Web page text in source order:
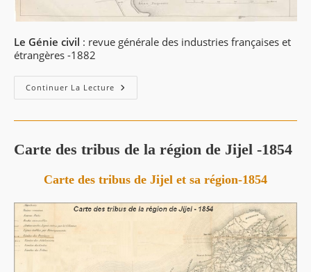
Le Génie civil : revue générale des industries françaises et
étrangères -1882
Continuer La Lecture Port
De
Général
Carte des tribus de la région de Jijel -1854
Carte des tribus de Jijel et sa région-1854